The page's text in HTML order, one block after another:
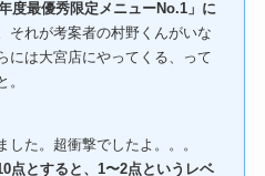
度最優秀限定メニューNo.1」に
それが考案者の村野くんがいな
には大宮店にやってくる、って
。
した。超衝撃でしたよ。。。
点とすると、1〜2点というレベ